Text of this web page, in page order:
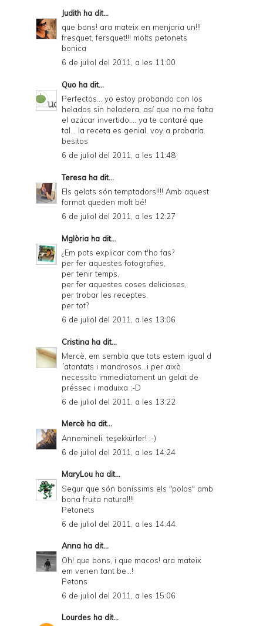
Judith ha dit...
que bons! ara mateix en menjaria un!!!
fresquet, fersquet!!! molts petonets
bonica
6 de juliol del 2011, a les 11:00
Quo ha dit...
Perfectos... yo estoy probando con los
helados sin heladera, así que no me falta
el azúcar invertido.... ya te contaré que
tal... la receta es genial, voy a probarla.
besitos
6 de juliol del 2011, a les 11:48
Teresa ha dit...
Els gelats són temptadors!!!! Amb aquest
format queden molt bé!
6 de juliol del 2011, a les 12:27
Mglòria ha dit...
¿Em pots explicar com t'ho fas?
per fer aquestes fotografies,
per tenir temps,
per fer aquestes coses delicioses,
per trobar les receptes,
per tot?
6 de juliol del 2011, a les 13:06
Cristina ha dit...
Mercè, em sembla que tots estem igual d
´atontats i mandrosos...i per això
necessito immediatament un gelat de
préssec i maduixa ;-D
6 de juliol del 2011, a les 13:22
Mercè ha dit...
Annemineli, teşekkürler! :-)
6 de juliol del 2011, a les 14:24
MaryLou ha dit...
Segur que són boníssims els "polos" amb
bona fruita natural!!!
Petonets
6 de juliol del 2011, a les 14:44
Anna ha dit...
Oh! que bons, i que macos! ara mateix
em venen tant be...!
Petons
6 de juliol del 2011, a les 15:06
Lourdes ha dit...